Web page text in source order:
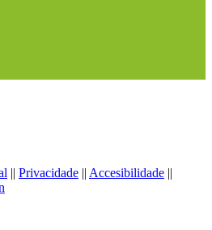
|| Privacidade || Accesibilidade ||